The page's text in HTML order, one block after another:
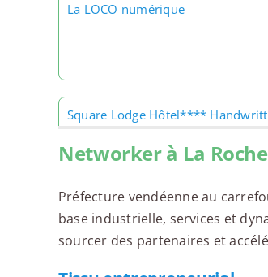
La LOCO numérique
Square Lodge Hôtel****
Networker à La
Préfecture vendéenne au
base industrielle, services et
sourcer des partenaires et